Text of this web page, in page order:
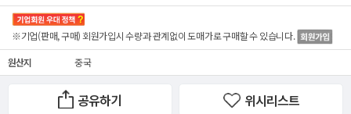
※기업(판매, 구매) 회원가입시 수량과 관계없이도매가로 구매할 수 있습니다.
원산지 중국
공유하기 위시리스트